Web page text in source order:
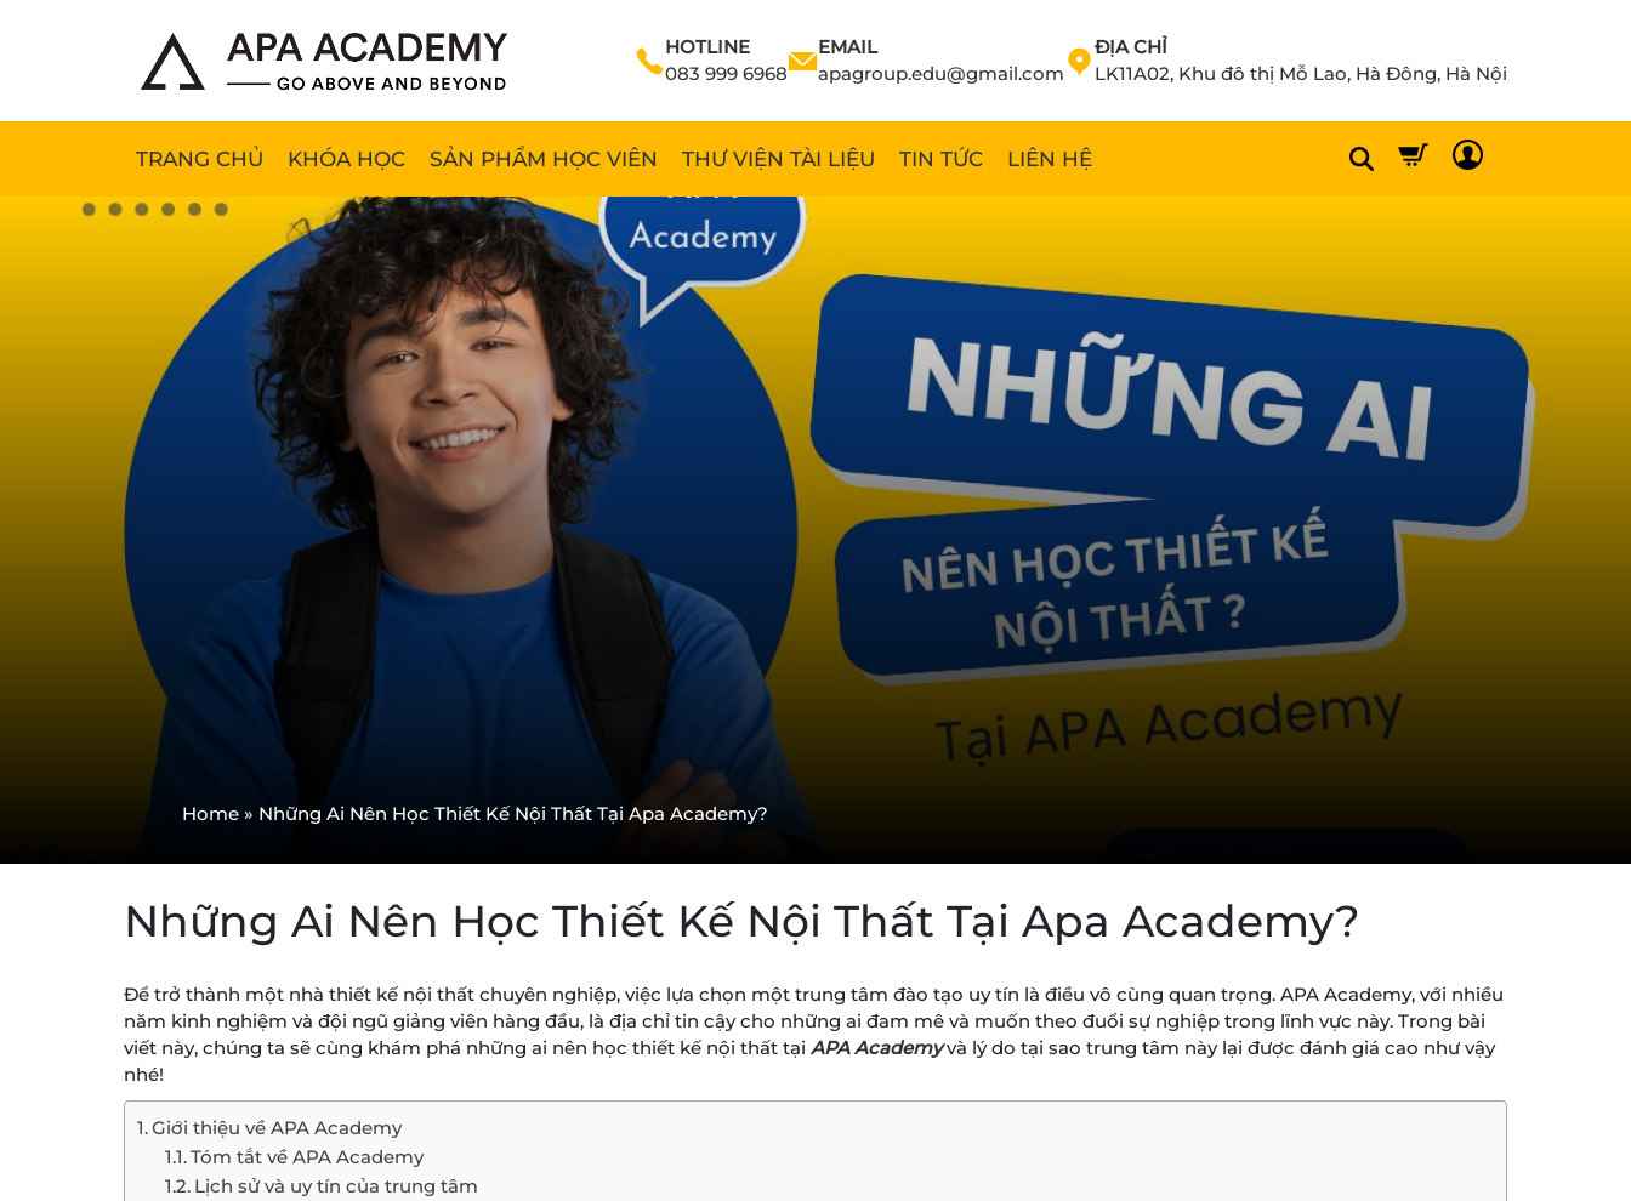
HOTLINE
083 999 6968
EMAIL
apagroup.edu@gmail.com
ĐỊA CHỈ
LK11A02, Khu đô thị Mỗ Lao, Hà Đông, Hà Nội
TRANG CHỦ KHÓA HỌC SẢN PHẨM HỌC VIÊN THƯ VIỆN TÀI LIỆU TIN TỨC LIÊN HỆ
Home » Những Ai Nên Học Thiết Kế Nội Thất Tại Apa Academy?
Những Ai Nên Học Thiết Kế Nội Thất Tại Apa Academy?
Để trở thành một nhà thiết kế nội thất chuyên nghiệp, việc lựa chọn một trung tâm đào tạo uy tín là điều vô cùng quan trọng. APA Academy, với nhiều
năm kinh nghiệm và đội ngũ giảng viên hàng đầu, là địa chỉ tin cậy cho những ai đam mê và muốn theo đuổi sự nghiệp trong lĩnh vực này. Trong bài
viết này, chúng ta sẽ cùng khám phá những ai nên học thiết kế nội thất tại APA Academyvà lý do tại sao trung tâm này lại được đánh giá cao như vậy
nhé!
Giới thiệu về APA Academy
Tóm tắt về APA Academy
Lịch sử và uy tín của trung tâm